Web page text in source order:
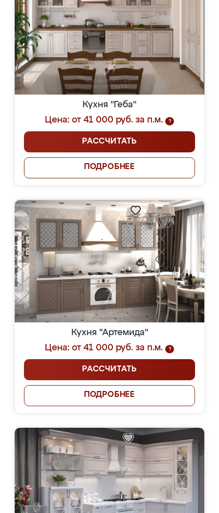
Кухня "Геба"
Цена: от 41 000 руб. за п.м.
?
РАССЧИТАТЬ
ПОДРОБНЕЕ
Кухня "Артемида"
Цена: от 41 000 руб. за п.м.
?
РАССЧИТАТЬ
ПОДРОБНЕЕ